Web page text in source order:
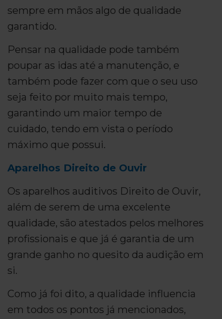
sempre em mãos algo de qualidade
garantido.
Pensar na qualidade pode também
poupar as idas até a manutenção, e
também pode fazer com que o seu uso
seja feito por muito mais tempo,
garantindo um maior tempo de
cuidado, tendo em vista o período
máximo que possui.
Aparelhos Direito de Ouvir
Os aparelhos auditivos Direito de Ouvir,
além de serem de uma excelente
qualidade, são atestados pelos melhores
profissionais e que já é garantia de um
grande ganho no quesito da audição em
si.
Como já foi dito, a qualidade influencia
em todos os pontos já mencionados,